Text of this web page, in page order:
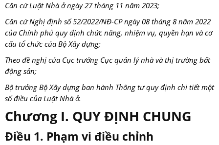
Căn cứ Luật Nhà ở ngày 27 tháng 11 năm 2023;
Căn cứ Nghị định số 52/2022/NĐ-CP ngày 08 tháng 8 năm 2022
của Chính phủ quy định chức năng, nhiệm vụ, quyền hạn và cơ
cấu tổ chức của Bộ Xây dựng;
Theo đề nghị của Cục trưởng Cục quản lý nhà và thị trường bất
động sản;
Bộ trưởng Bộ Xây dựng ban hành Thông tư quy định chi tiết một
số điều của Luật Nhà ở.
Chương I. QUY ĐỊNH CHUNG
Điều 1. Phạm vi điều chỉnh